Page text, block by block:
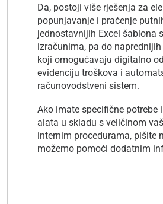
Da, postoji više rješenja za
popunjavanje i praćenje
jednostavnijih Excel šablona
izračunima, pa do
koji omogućavaju digitalno
evidenciju troškova i
računovodstveni sistem.
Ako imate specifične potrebe
alata u skladu s veličinom
internim procedurama, pišite
možemo pomoći dodatnim